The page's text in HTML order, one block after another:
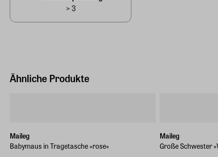
> 3
Ähnliche Produkte
Maileg
Babymaus in Tragetasche »rose«
Maileg
Große Schwester